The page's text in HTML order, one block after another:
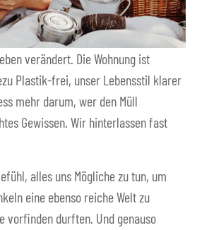
verändert. Die Wohnung ist
Plastik-frei, unser Lebensstil klarer
mehr darum, wer den Müll
Gewissen. Wir hinterlassen fast
alles uns Mögliche zu tun, um
eine ebenso reiche Welt zu
vorfinden durften. Und genauso